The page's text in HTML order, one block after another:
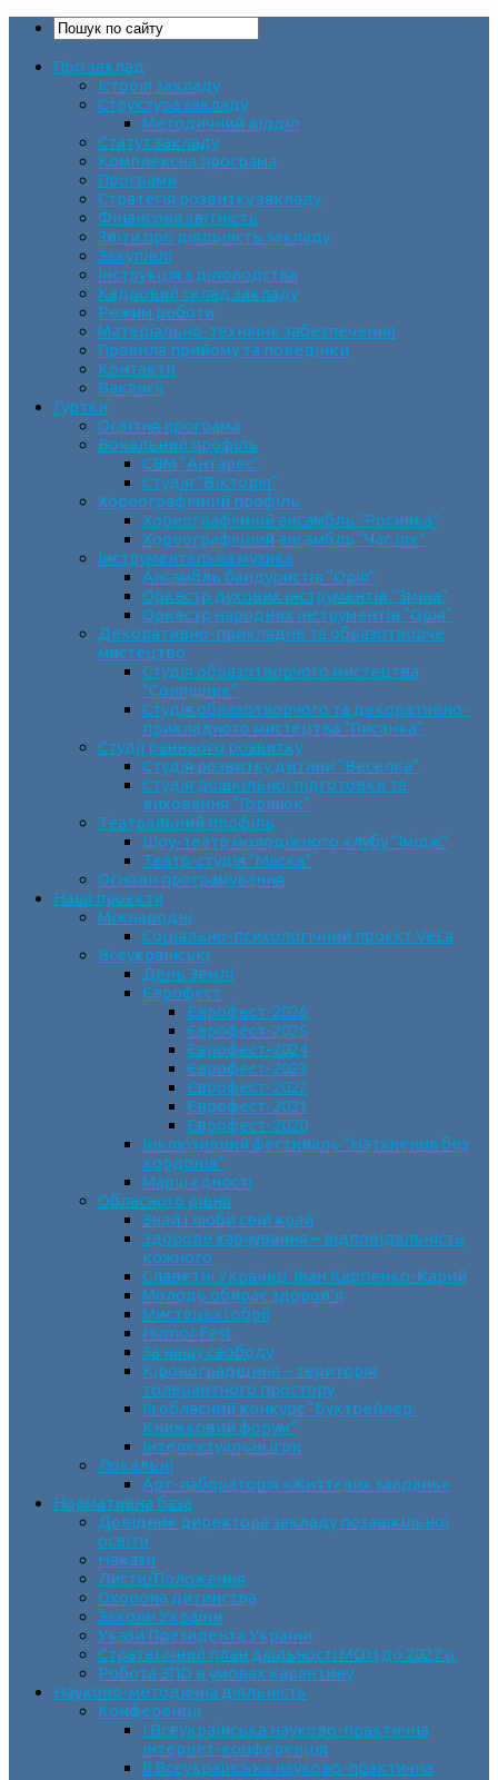
Про заклад
Історія закладу
Структура закладу
Методичний відділ
Статут закладу
Комплексна програма
Програми
Стратегія розвитку закладу
Фінансова звітність
Звіти про діяльність закладу
Закупівлі
Інструкція з діловодства
Кадровий склад закладу
Режим роботи
Матеріально-технічне забезпечення
Правила прийому та поведінки
Контакти
Вакансії
Гуртки
Освітня програма
Вокальний профіль
СВМ “Антарес”
Студія “Вікторія”
Хореографічний профіль
Хореографічний ансамбль “Росинка”
Хореографічний ансамбль “Час пік”
Інструментальна музика
Ансамбль бандуристів “Орія”
Оркестр духових інструментів “Зміна”
Оркестр народних інструментів “Орія”
Декоративно-прикладне та образотворче
мистецтво
Cтудія образотворчого мистецтва
“Соняшник”
Студія образотворчого та декоративно-
прикладного мистецтва “Писанка”
Студії раннього розвитку
Студія розвитку дитини “Веселка”
Студія дошкільної підготовки та
виховання “Горішок”
Театральний профіль
Шоу-театр молодіжного клубу “Імідж”
Театр-студія “Маска”
Основи програмування
Наші проєкти
Міжнародні
Соціально-психологічний проєкт VeLa
Всеукраїнські
День Землі
Єврофест
Єврофест-2026
Єврофест-2025
Єврофест-2024
Єврофест-2023
Єврофест-2022
Єврофест-2021
Єврофест-2020
Інклюзивний фестиваль “Натхнення без
кордонів”
Марш єдності
Обласного рівня
Знай і люби свій край
Здорове харчування – відповідальність
кожного
Славетні Українці. Іван Карпенко-Карий
Молодь обирає здоров’я
Мистецькі обрії
Humor Fest
За нашу свободу
Кіровоградщина – територія
толерантного простору
ІII обласний конкурс “Буктрейлер.
Книжковий форум”
Інтелектуальні ігри
Локальні
Арт-лабораторія «Життєвих завдань»
Нормативна база
Довідник директора закладу позашкільної
освіти
Накази
Листи/Положення
Охорона дитинства
Закони України
Укази Президента України
Стратегічний план діяльності МОН до 2027 р.
Робота ЗПО в умовах карантину
Науково-методична діяльність
Конференції
І Всеукраїнська науково-практична
інтернет-конференція
ІІ Всеукраїнська науково-практична